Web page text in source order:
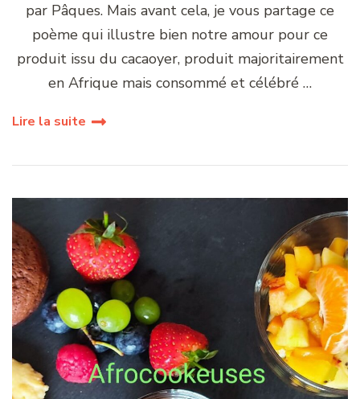
par Pâques. Mais avant cela, je vous partage ce
poème qui illustre bien notre amour pour ce
produit issu du cacaoyer, produit majoritairement
en Afrique mais consommé et célébré …
Lire la suite